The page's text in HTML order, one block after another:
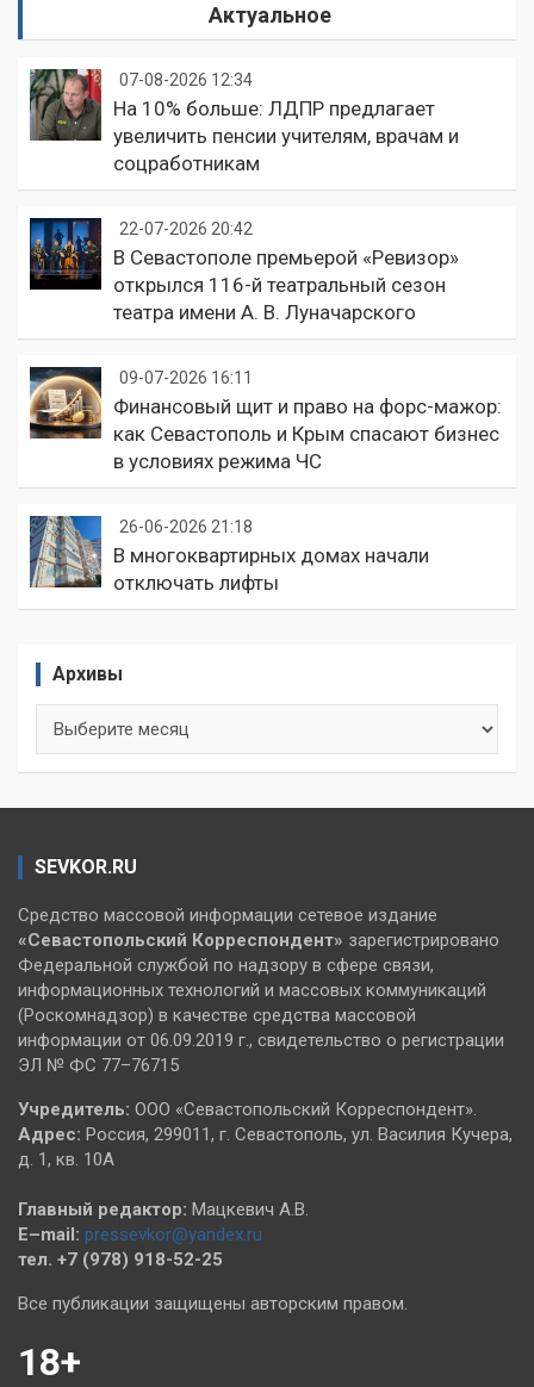
Актуальное
07-08-2026 12:34
На 10% больше: ЛДПР предлагает
увеличить пенсии учителям, врачам и
соцработникам
22-07-2026 20:42
В Севастополе премьерой «Ревизор»
открылся 116-й театральный сезон
театра имени А. В. Луначарского
09-07-2026 16:11
Финансовый щит и право на форс-мажор:
как Севастополь и Крым спасают бизнес
в условиях режима ЧС
26-06-2026 21:18
В многоквартирных домах начали
отключать лифты
Архивы
SEVKOR.RU
Средство массовой информации сетевое издание
«Севастопольский Корреспондент» зарегистрировано
Федеральной службой по надзору в сфере связи,
информационных технологий и массовых коммуникаций
(Роскомнадзор) в качестве средства массовой
информации от 06.09.2019 г., свидетельство о регистрации
ЭЛ № ФС 77–76715
Учредитель: ООО «Севастопольский Корреспондент».
Адрес: Россия, 299011, г. Севастополь, ул. Василия Кучера,
д. 1, кв. 10А
Главный редактор: Мацкевич А.В.
E–mail: pressevkor@yandex.ru
тел. +7 (978) 918-52-25
Все публикации защищены авторским правом.
18+